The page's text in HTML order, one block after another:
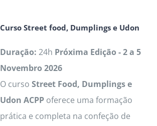
chosen
on
the
product
page
Curso Street food, Dumplings e Udon
Duração: 24h Próxima Edição - 2 a 5
Novembro 2026
O curso Street Food, Dumplings e
Udon ACPPoferece uma formação
prática e completa na confeção de